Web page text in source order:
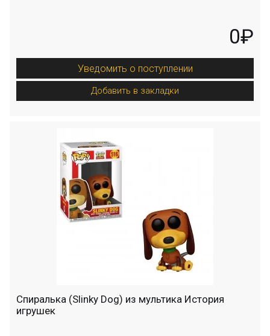
0₽
Уведомить о поступлении
Добавить в закладки
Спиралька (Slinky Dog) из мультика История
игрушек